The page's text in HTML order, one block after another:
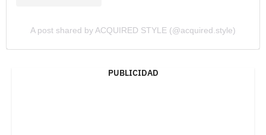
A post shared by ACQUIRED STYLE (@acquired.style)
PUBLICIDAD